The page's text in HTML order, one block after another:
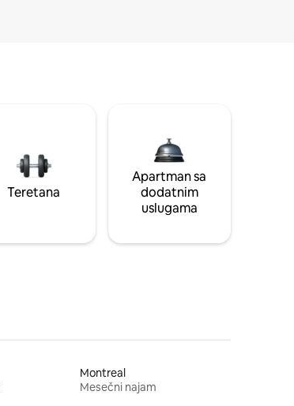
Teretana
Apartman sa
dodatnim
uslugama
Montreal
Mesečni najam